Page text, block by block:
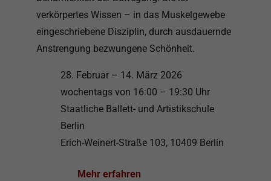
verkörpertes Wissen – in das Muskelgewebe
eingeschriebene Disziplin, durch ausdauernde
Anstrengung bezwungene Schönheit.
28. Februar – 14. März 2026
wochentags von 16:00 – 19:30 Uhr
Staatliche Ballett- und Artistikschule
Berlin
Erich-Weinert-Straße 103, 10409 Berlin
Mehr erfahren